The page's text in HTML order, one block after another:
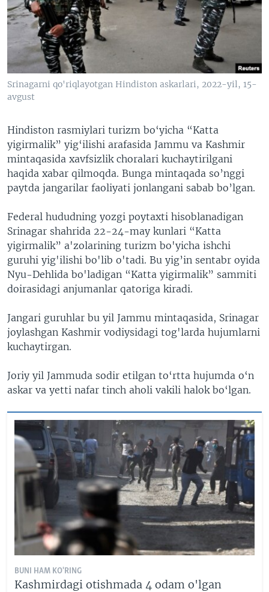
VIDEO
XABARLAR SURATLARDA
ODNOKLASSNIKI
TELEGRAM
TWITTER
SOUNDCLOUD
VOA
Srinagarni qo'riqlayotgan Hindiston askarlari, 2022-yil, 15-
avgust
Hindiston rasmiylari turizm bo‘yicha “Katta
yigirmalik” yig‘ilishi arafasida Jammu va Kashmir
mintaqasida xavfsizlik choralari kuchaytirilgani
haqida xabar qilmoqda. Bunga mintaqada so’nggi
paytda jangarilar faoliyati jonlangani sabab bo’lgan.
Federal hududning yozgi poytaxti hisoblanadigan
Srinagar shahrida 22-24-may kunlari “Katta
yigirmalik” a'zolarining turizm bo'yicha ishchi
guruhi yig'ilishi bo'lib o'tadi. Bu yig’in sentabr oyida
Nyu-Dehlida bo'ladigan “Katta yigirmalik” sammiti
doirasidagi anjumanlar qatoriga kiradi.
Jangari guruhlar bu yil Jammu mintaqasida, Srinagar
joylashgan Kashmir vodiysidagi tog'larda hujumlarni
kuchaytirgan.
Joriy yil Jammuda sodir etilgan to‘rtta hujumda o‘n
askar va yetti nafar tinch aholi vakili halok bo‘lgan.
BUNI HAM KO'RING
Kashmirdagi otishmada 4 odam o'lgan